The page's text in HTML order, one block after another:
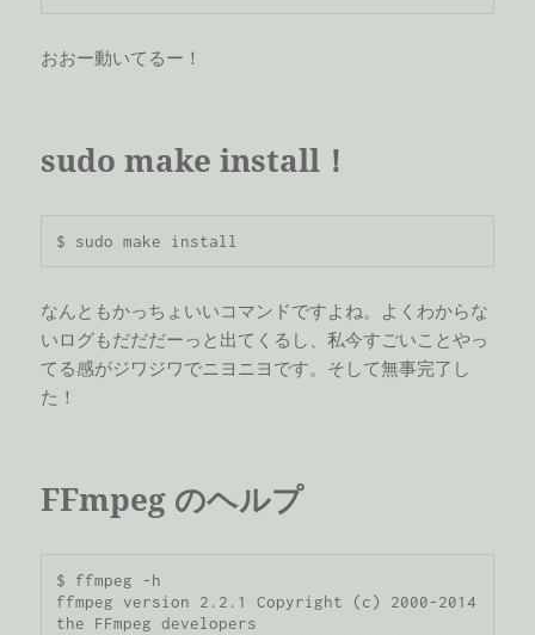
おおー動いてるー！
sudo make install！
$ sudo make install
なんともかっちょいいコマンドですよね。よくわからな
いログもだだだーっと出てくるし、私今すごいことやっ
てる感がジワジワでニヨニヨです。そして無事完了し
た！
FFmpeg のヘルプ
$ ffmpeg -h
ffmpeg version 2.2.1 Copyright (c) 2000-2014
the FFmpeg developers